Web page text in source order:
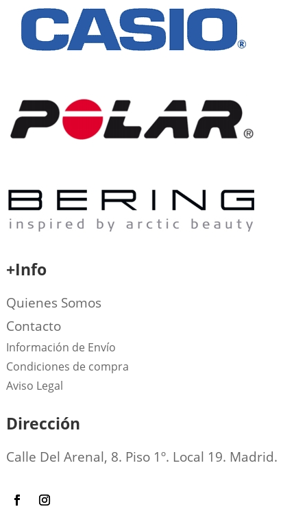
+Info
Quienes Somos
Contacto
Información de Envío
Condiciones de compra
Aviso Legal
Dirección
Calle Del Arenal, 8. Piso 1º. Local 19. Madrid.